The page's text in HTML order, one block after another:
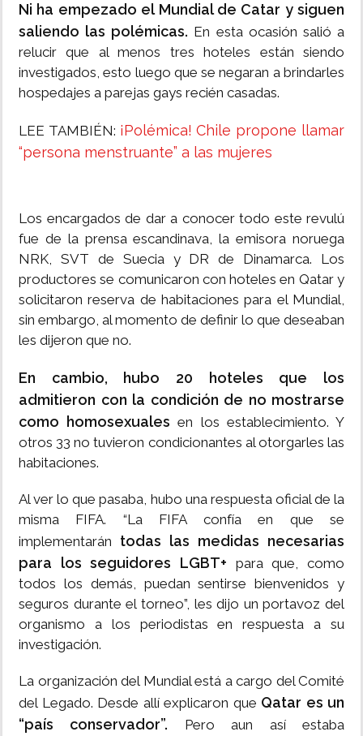
Ni ha empezado el Mundial de Catar y siguen
saliendo las polémicas. En esta ocasión salió a
relucir que al menos tres hoteles están siendo
investigados, esto luego que se negaran a brindarles
hospedajes a parejas gays recién casadas.
LEE TAMBIÉN: ¡Polémica! Chile propone llamar
“persona menstruante” a las mujeres
Los encargados de dar a conocer todo este revulú
fue de la prensa escandinava, la emisora ​​noruega
NRK, SVT de Suecia y DR de Dinamarca. Los
productores se comunicaron con hoteles en Qatar y
solicitaron reserva de habitaciones para el Mundial,
sin embargo, al momento de definir lo que deseaban
les dijeron que no.
En cambio, hubo 20 hoteles que los
admitieron con la condición de no mostrarse
como homosexuales en los establecimiento. Y
otros 33 no tuvieron condicionantes al otorgarles las
habitaciones.
Al ver lo que pasaba, hubo una respuesta oficial de la
misma FIFA. “La FIFA confía en que se
implementarán todas las medidas necesarias
para los seguidores LGBT+ para que, como
todos los demás, puedan sentirse bienvenidos y
seguros durante el torneo”, les dijo un portavoz del
organismo a los periodistas en respuesta a su
investigación.
La organización del Mundial está a cargo del Comité
del Legado. Desde allí explicaron que Qatar es un
“país conservador”. Pero aun así estaba